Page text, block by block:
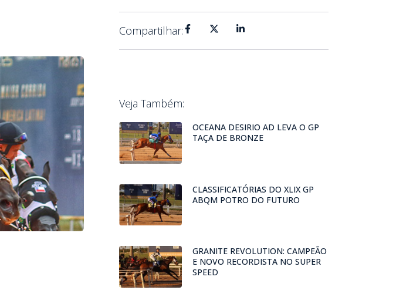
b
e
Compartilhar:
Veja Também:
OCEANA DESIRIO AD LEVA O GP
TAÇA DE BRONZE
CLASSIFICATÓRIAS DO XLIX GP
ABQM POTRO DO FUTURO
GRANITE REVOLUTION: CAMPEÃO
E NOVO RECORDISTA NO SUPER
SPEED